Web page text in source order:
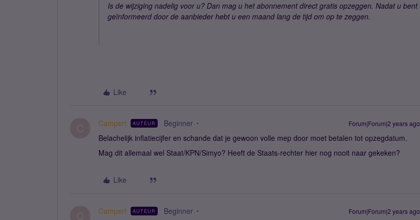
Is de wijziging nadelig voor u? Dan mag u het abonnement direct gratis opzeggen. Nadat u bent
geïnformeerd door de aanbieder hebt u een maand lang de tijd om op te zeggen.
Like
Campert AUTEUR Beginner Forum|Forum|2 years ago
Belachelijk inflatiecijfer en schande dat je gewoon volle mep door moet betalen tot opzegdatum.
Mag dit allemaal wel Staat/KPN/Simyo? Heeft de Staats-rechter hier nog nooit naar gekeken?
Like
Campert AUTEUR Beginner Forum|Forum|2 years ago